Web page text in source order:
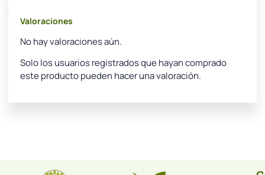
Valoraciones
No hay valoraciones aún.
Solo los usuarios registrados que hayan comprado
este producto pueden hacer una valoración.